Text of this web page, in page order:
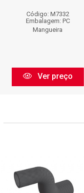
Código: M7332
Embalagem: PC
Mangueira
Ver preço